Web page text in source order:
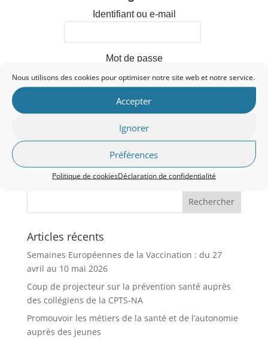
Nous utilisons des cookies pour optimiser notre site web et notre service.
Accepter
Ignorer
Préférences
Politique de cookiesDéclaration de confidentialité
Identifiant ou e-mail
Mot de passe
Prouvez que vous êtes humain :
Se souvenir de moi
Articles récents
Semaines Européennes de la Vaccination : du 27
avril au 10 mai 2026
Coup de projecteur sur la prévention santé auprès
des collégiens de la CPTS-NA
Promouvoir les métiers de la santé et de l’autonomie
auprès des jeunes